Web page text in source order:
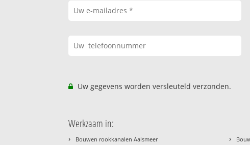
Uw gegevens worden versleuteld verzonden.
Werkzaam in:
› Bouwen rookkanalen Aalsmeer ›